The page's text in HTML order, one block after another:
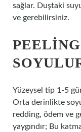
sağlar. Duştaki
ve gerebilirsiniz.
Yüzeysel tip 1-5
Orta derinlikte
redding, ödem ve
yaygındır; Bu